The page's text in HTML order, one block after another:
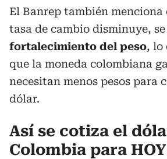
El Banrep también menciona
tasa de cambio disminuye,
fortalecimiento del peso, lo
que la moneda colombiana
necesitan menos pesos para
dólar.
Así se cotiza el
Colombia para